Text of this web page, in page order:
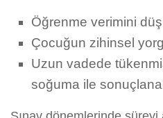
Öğrenme verimini
Çocuğun zihinsel
Uzun vadede
soğuma ile